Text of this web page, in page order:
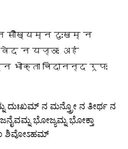
दुःखम् न
वेद न यज्ञः अहं
चिदानन्द रूपः
ದುಃಖಮ್ ನ ಮನ್ತ್ರೋ ನ ತೀರ್ಥ ನ
ಭೋಜ್ಯಮ್ನ ಭೋಕ್ತಾ
ಶಿವೋಽಹಮ್